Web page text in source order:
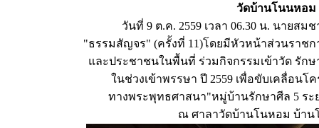
วัดบ้านโนนหอม
วันที่ 9 ต.ค. 2559 เวลา 06.30 น. นายส
"ธรรมสัญจร" (ครั้งที่ 11)โดยมีหัวหน้าส่วนราช
และประชาชนในพื้นที่ ร่วมกิจกรรมเข้าวัด รัก
ในช่วงเข้าพรรษา ปี 2559 เพื่อขับเคลื่อน
ทางพระพุทธศาสนา"หมู่บ้านรักษาศีล 5 ร
ณ ศาลาวัดบ้านโนหอม บ้าน